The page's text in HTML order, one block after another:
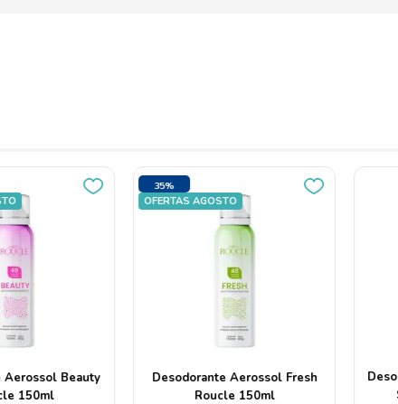
On
50ml
Desodorante Roll On Anti-
Transpirant 48h Vichy